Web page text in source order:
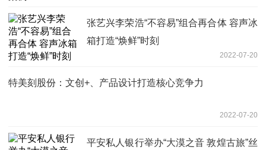
张艺兴李荣浩“不容易”组合再合体 容声冰
箱打造“焕鲜”时刻
2022-07-20
特美刻股份：文创+、产品设计打造核心竞争力
2022-07-20
平安私人银行举办“大漠之音 敦煌古旅”丝